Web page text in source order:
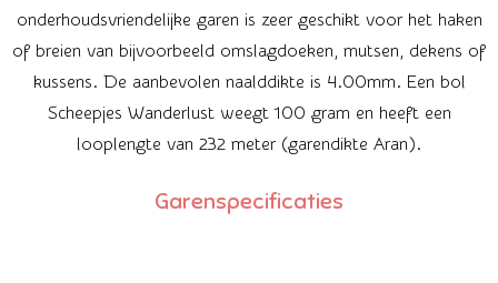
onderhoudsvriendelijke garen is zeer geschikt voor het haken
of breien van bijvoorbeeld omslagdoeken, mutsen, dekens of
kussens. De aanbevolen naalddikte is 4.00mm. Een bol
Scheepjes Wanderlust weegt 100 gram en heeft een
looplengte van 232 meter (garendikte Aran).
Garenspecificaties